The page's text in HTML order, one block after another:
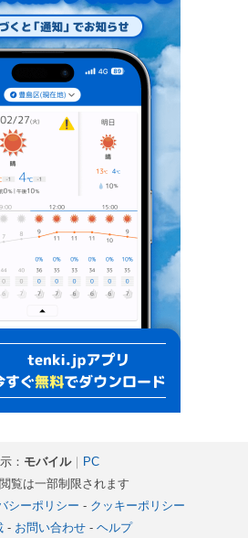
： モバイル｜ PC
覧は一部制限されます
シーポリシー - クッキーポリシー
- お問い合わせ- ヘルプ